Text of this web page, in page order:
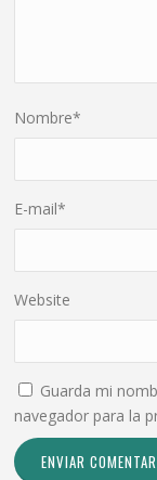
Nombre*
E-mail*
Website
Guarda mi
navegador para la